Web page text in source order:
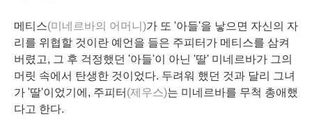
메티스(미네르바의 어머니)가 또 '아들'을 낳으면 자신의 자
리를 위협할 것이란 예언을 들은 주피터가 메티스를 삼켜
버렸고, 그 후 걱정했던 '아들'이 아닌 '딸' 미네르바가 그의
머릿 속에서 탄생한 것이었다. 두려워 했던 것과 달리 그녀
가 '딸'이었기에, 주피터 (제우스)는 미네르바를 무척 총애했
다고 한다.